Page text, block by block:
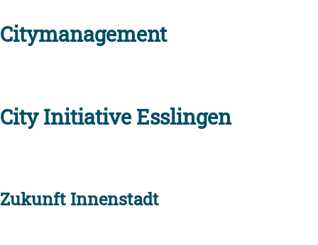
Citymanagement
City Initiative Esslingen
Zukunft Innenstadt